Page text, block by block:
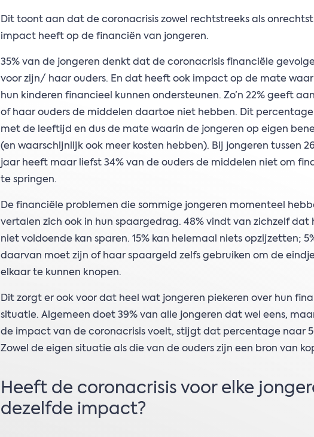
Dit toont aan dat de coronacrisis zowel rechtstreeks als
impact heeft op de financiën van jongeren.
35% van de jongeren denkt dat de coronacrisis financiële
voor zijn/ haar ouders. En dat heeft ook impact op de mate
hun kinderen financieel kunnen ondersteunen. Zo’n 22% geeft
of haar ouders de middelen daartoe niet hebben. Dit
met de leeftijd en dus de mate waarin de jongeren op eigen
(en waarschijnlijk ook meer kosten hebben). Bij jongeren tussen
jaar heeft maar liefst 34% van de ouders de middelen niet om
te springen.
De financiële problemen die sommige jongeren momenteel
vertalen zich ook in hun spaargedrag. 48% vindt van zichzelf dat
niet voldoende kan sparen. 15% kan helemaal niets opzijzetten;
daarvan moet zijn of haar spaargeld zelfs gebruiken om de
elkaar te kunnen knopen.
Dit zorgt er ook voor dat heel wat jongeren piekeren over hun
situatie. Algemeen doet 39% van alle jongeren dat wel eens,
de impact van de coronacrisis voelt, stijgt dat percentage naar
Zowel de eigen situatie als die van de ouders zijn een bron van
Heeft de coronacrisis voor elke
dezelfde impact?